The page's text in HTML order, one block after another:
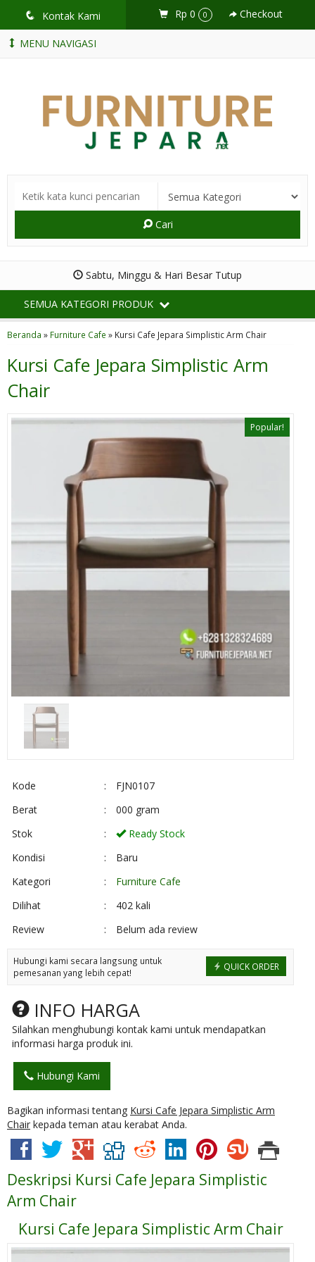
q Kontak Kami Rp 0 0 Checkout
MENU NAVIGASI
Cari
Sabtu, Minggu & Hari Besar Tutup
SEMUA KATEGORI PRODUK
Beranda » Furniture Cafe » Kursi Cafe Jepara Simplistic Arm Chair
Kursi Cafe Jepara Simplistic Arm
Chair
Popular!
Kode :
FJN0107
Berat
:
000 gram
Stok
:
Ready Stock
Kondisi
:
Baru
Kategori
:
Furniture Cafe
Dilihat
:
402 kali
Review
: Belum ada review
QUICK ORDER
Hubungi kami secara langsung untuk
pemesanan yang lebih cepat!
INFO HARGA
Silahkan menghubungi kontak kami untuk mendapatkan
informasi harga produk ini.
Hubungi Kami
Bagikan informasi tentang Kursi Cafe Jepara Simplistic Arm
Chair kepada teman atau kerabat Anda.
Deskripsi Kursi Cafe Jepara Simplistic
Arm Chair
Kursi Cafe Jepara Simplistic Arm Chair